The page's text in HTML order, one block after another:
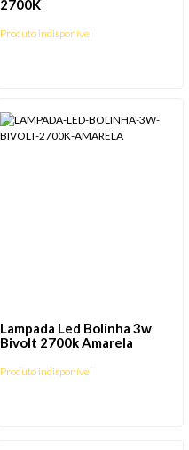
2700K
Produto indisponível
Lampada Led Bolinha 3w
Bivolt 2700k Amarela
Produto indisponível